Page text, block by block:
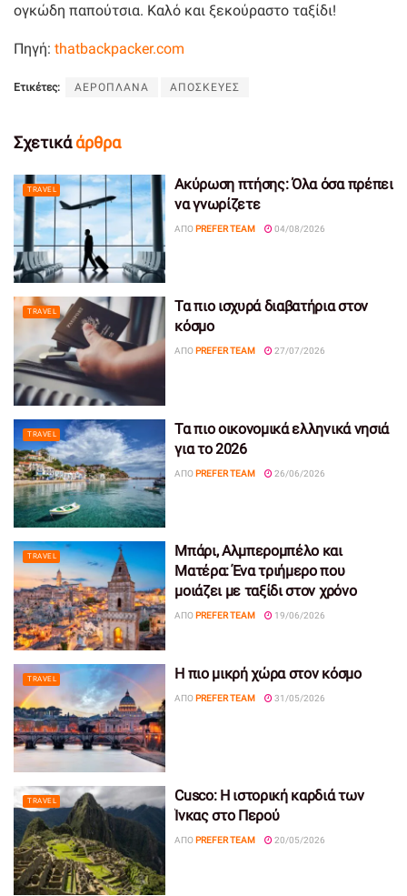
ογκώδη παπούτσια. Καλό και ξεκούραστο ταξίδι!
Πηγή: thatbackpacker.com
Ετικέτες: ΑΕΡΟΠΛΑΝΑ ΑΠΟΣΚΕΥΕΣ
Σχετικάάρθρα
TRAVEL
Ακύρωση πτήσης: Όλα όσα πρέπει
να γνωρίζετε
ΑΠΌ PREFER TEAM 04/08/2026
TRAVEL
Τα πιο ισχυρά διαβατήρια στον
κόσμο
ΑΠΌ PREFER TEAM 27/07/2026
TRAVEL
Τα πιο οικονομικά ελληνικά νησιά
για το 2026
ΑΠΌ PREFER TEAM 26/06/2026
TRAVEL
Μπάρι, Αλμπερομπέλο και
Ματέρα: Ένα τριήμερο που
μοιάζει με ταξίδι στον χρόνο
ΑΠΌ PREFER TEAM 19/06/2026
TRAVEL Η πιο μικρή χώρα στον κόσμο
ΑΠΌ PREFER TEAM 31/05/2026
TRAVEL
Cusco: Η ιστορική καρδιά των
Ίνκας στο Περού
ΑΠΌ PREFER TEAM 20/05/2026